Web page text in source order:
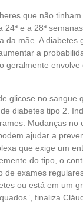
que não
e a 28ª
mãe. A
a
geralmente
glicose no sangue
diabetes tipo 2.
Mudanças no
ajudar a
que exige um
do tipo, o
exames
ou está em um
finaliza